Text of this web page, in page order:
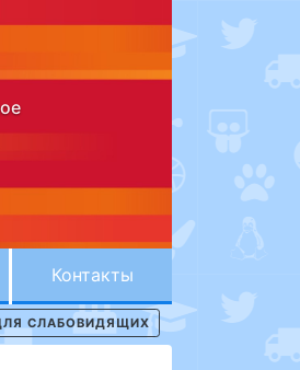
Контакты
СЛАБОВИДЯЩИХ